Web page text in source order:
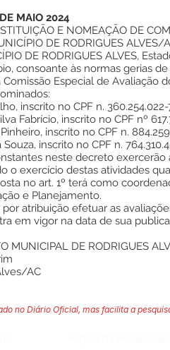
MAIO 2024
E NOMEAÇÃO DE
DE RODRIGUES ALVES/
DE RODRIGUES ALVES,
consoante às normas gerias de
Comissão Especial de
inscrito no CPF n. 360.254.022-
Fabrício, inscrito no CPF nº
inscrito no CPF n.
inscrito no CPF n.
neste decreto
o exercício destas atividades
no art. 1º terá como
e Planejamento.
por atribuição efetuar as
em vigor na data de sua
MUNICIPAL DE RODRIGUES
AC
no Diário Oficial, mas facilita a